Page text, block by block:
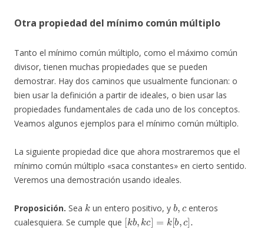
Otra propiedad del mínimo común múltiplo
Tanto el mínimo común múltiplo, como el máximo común
divisor, tienen muchas propiedades que se pueden
demostrar. Hay dos caminos que usualmente funcionan: o
bien usar la definición a partir de ideales, o bien usar las
propiedades fundamentales de cada uno de los conceptos.
Veamos algunos ejemplos para el mínimo común múltiplo.
La siguiente propiedad dice que ahora mostraremos que el
mínimo común múltiplo «saca constantes» en cierto sentido.
Veremos una demostración usando ideales.
Proposición. Sea
k
un entero positivo, y
b
enteros
cualesquiera. Se cumple que
[kb,kc]=k [ b,c].